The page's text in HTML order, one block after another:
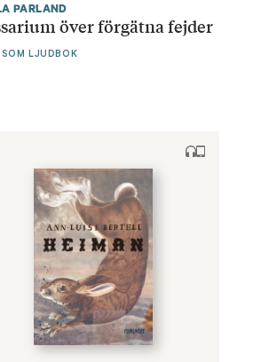
PARLAND
över förgätna fejder
LJUDBOK